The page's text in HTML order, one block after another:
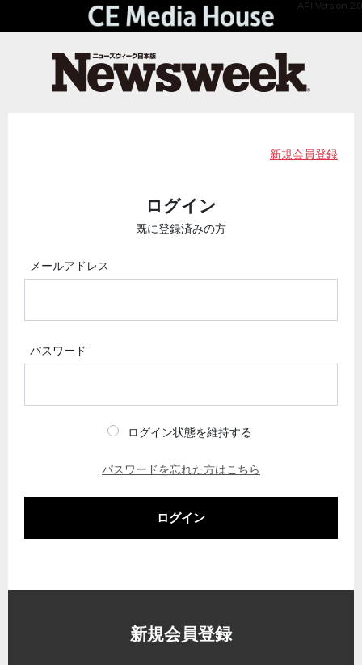
API Version 2.0
新規会員登録
ログイン
既に登録済みの方
メールアドレス
パスワード
ログイン状態を維持する
パスワードを忘れた方はこちら
ログイン
新規会員登録